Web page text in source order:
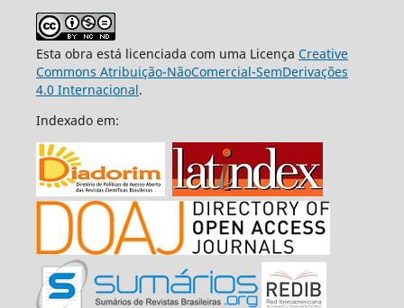
Esta obra está licenciada com uma Licença Creative
Commons Atribuição-NãoComercial-SemDerivações
4.0 Internacional.
Indexado em: